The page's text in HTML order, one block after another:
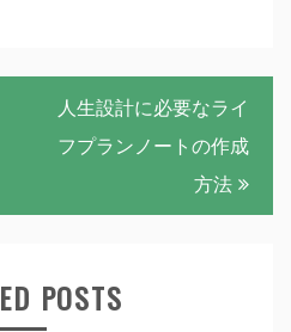
人生設計に必要なライ
フプランノートの作成
方法
POSTS